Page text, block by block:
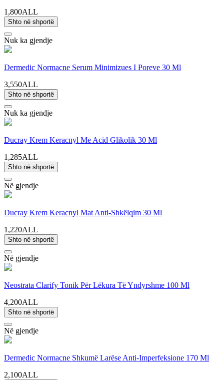
1,800ALL
Shto në shportë
Nuk ka gjendje
Dermedic Normacne Serum Minimizues I Poreve 30 Ml
3,550ALL
Shto në shportë
Nuk ka gjendje
Ducray Krem Keracnyl Me Acid Glikolik 30 Ml
1,285ALL
Shto në shportë
Në gjendje
Ducray Krem Keracnyl Mat Anti-Shkëlqim 30 Ml
1,220ALL
Shto në shportë
Në gjendje
Neostrata Clarify Tonik Për Lëkura Të Yndyrshme 100 Ml
4,200ALL
Shto në shportë
Në gjendje
Dermedic Normacne Shkumë Larëse Anti-Imperfeksione 170 Ml
2,100ALL